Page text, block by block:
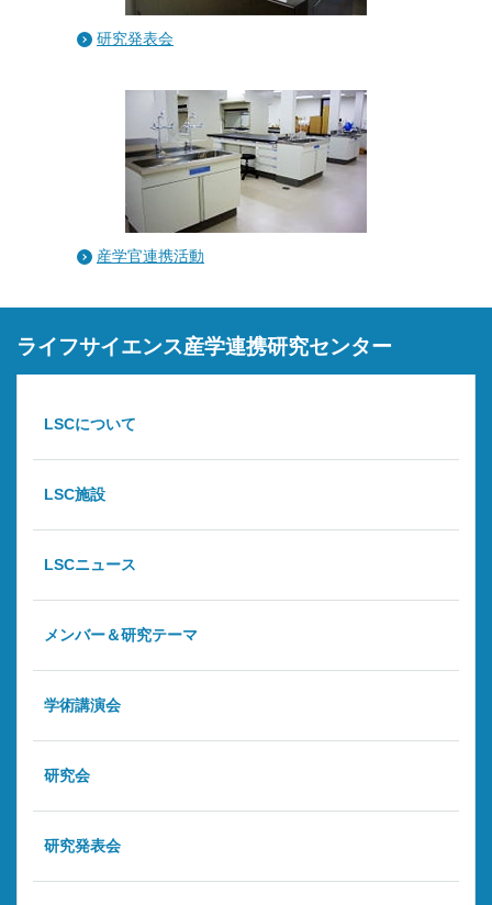
研究発表会
産学官連携活動
ライフサイエンス産学連携研究センター
LSCについて
LSC施設
LSCニュース
メンバー＆研究テーマ
学術講演会
研究会
研究発表会